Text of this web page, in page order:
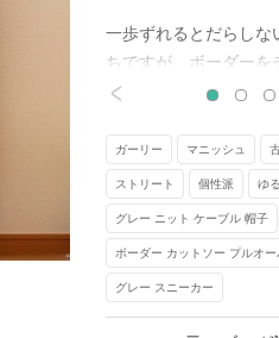
一歩ずれるとだらしな
ちですが、ボーダーを
き締め効果が出て、
また、ニット帽を取り
ンド感が増しています
りのない、ゆる×ゆる
<
ガーリー マニッシュ
ストリート 個性派 ゆ
グレー ニット ケーブル 帽子
ボーダー カットソー プルオー
グレー スニーカー